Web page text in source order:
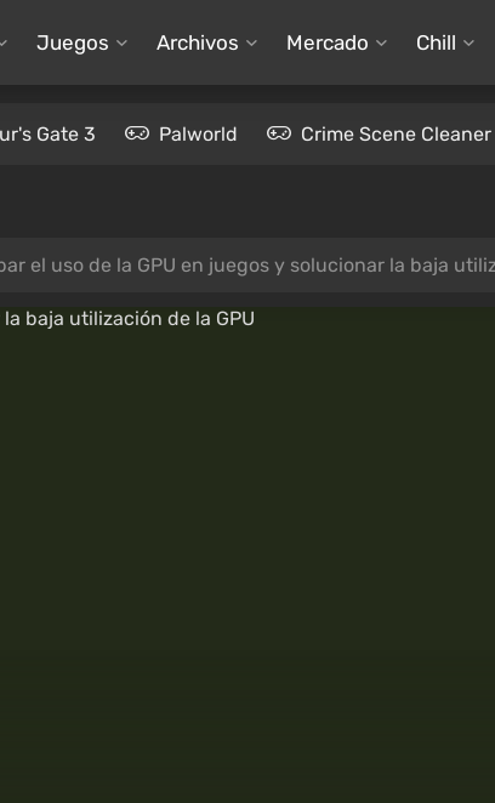
Juegos Archivos Mercado Chill
Gate 3 Palworld Crime Scene Cleaner
el uso de la GPU en juegos y solucionar la baja